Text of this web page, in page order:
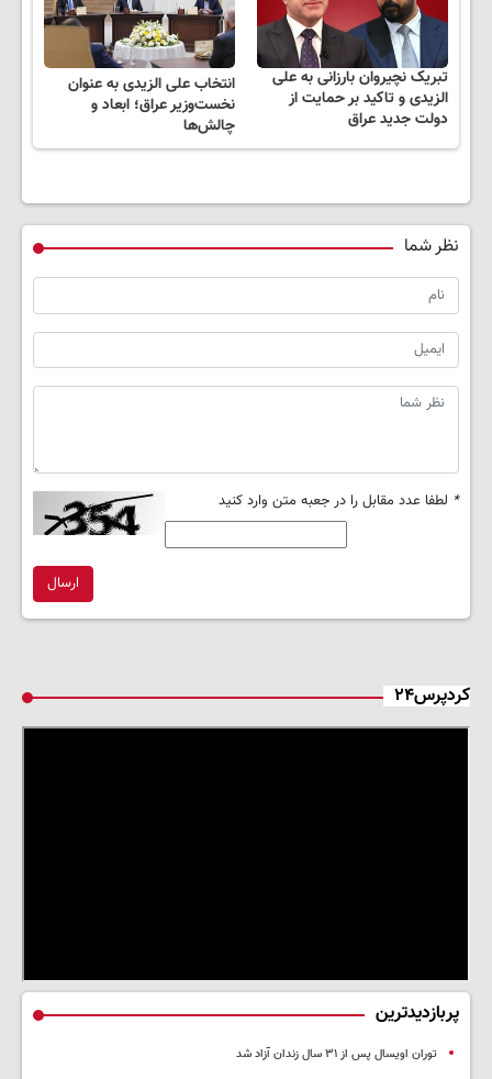
تبریک نچیروان بارزانی به علی
الزیدی و تاکید بر حمایت از
دولت جدید عراق
انتخاب علی الزیدی به عنوان
نخست‌وزیر عراق؛ ابعاد و
چالش‌ها
نظر شما
* لطفا عدد مقابل را در جعبه متن وارد کنید
ارسال
کردپرس۲۴
پربازدیدترین
توران اویسال پس از ۳۱ سال زندان آزاد شد